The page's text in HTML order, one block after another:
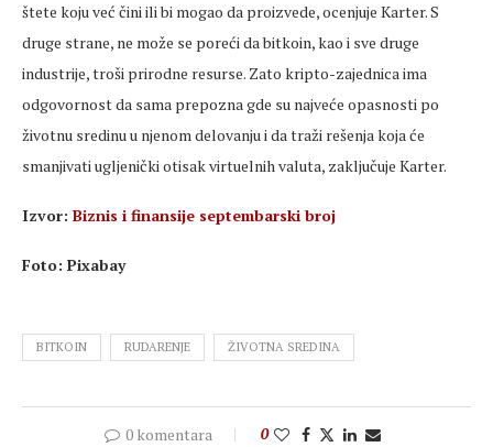
štete koju već čini ili bi mogao da proizvede, ocenjuje Karter. S
druge strane, ne može se poreći da bitkoin, kao i sve druge
industrije, troši prirodne resurse. Zato kripto-zajednica ima
odgovornost da sama prepozna gde su najveće opasnosti po
životnu sredinu u njenom delovanju i da traži rešenja koja će
smanjivati ugljenički otisak virtuelnih valuta, zaključuje Karter.
Izvor: Biznis i finansije septembarski broj
Foto: Pixabay
BITKOIN RUDARENJE ŽIVOTNA SREDINA
0 komentara 0